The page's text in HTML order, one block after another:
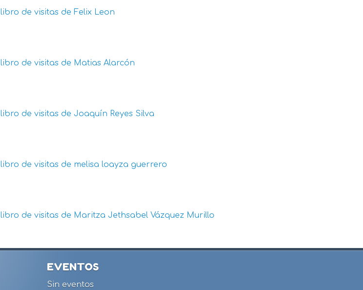
libro de visitas de Felix Leon
libro de visitas de Matias Alarcón
libro de visitas de Joaquín Reyes Silva
libro de visitas de melisa loayza guerrero
libro de visitas de Maritza Jethsabel Vázquez Murillo
EVENTOS
Sin eventos